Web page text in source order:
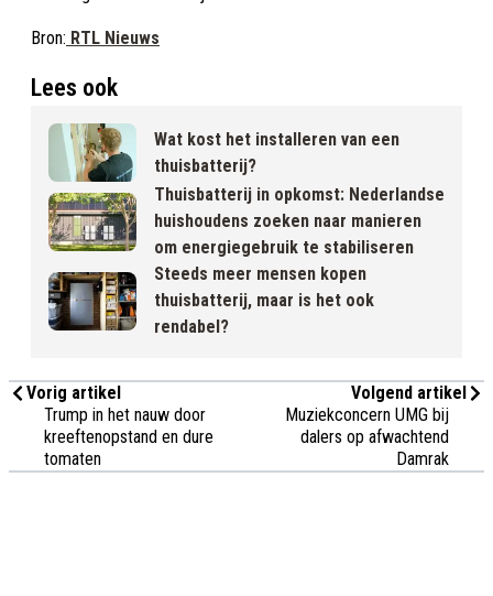
Bron: RTL Nieuws
Lees ook
Wat kost het installeren van een
thuisbatterij?
Thuisbatterij in opkomst: Nederlandse
huishoudens zoeken naar manieren
om energiegebruik te stabiliseren
Steeds meer mensen kopen
thuisbatterij, maar is het ook
rendabel?
Vorig artikel
Trump in het nauw door
kreeftenopstand en dure
tomaten
Volgend artikel
Muziekconcern UMG bij
dalers op afwachtend
Damrak